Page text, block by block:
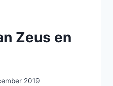
Zeus en
2019